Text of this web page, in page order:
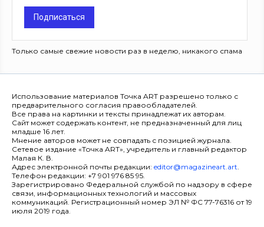
Подписаться
Только самые свежие новости раз в неделю, никакого спама
Использование материалов Точка ART разрешено только с
предварительного согласия правообладателей.
Все права на картинки и тексты принадлежат их авторам.
Сайт может содержать контент, не предназначенный для лиц
младше 16 лет.
Мнение авторов может не совпадать с позицией журнала.
Сетевое издание «Точка ART», учредитель и главный редактор
Малая К. В.
Адрес электронной почты редакции: editor@magazineart.art.
Телефон редакции: +7 901 976 85 95.
Зарегистрировано Федеральной службой по надзору в сфере
связи, информационных технологий и массовых
коммуникаций. Регистрационный номер ЭЛ № ФС 77-76316 от 19
июля 2019 года.